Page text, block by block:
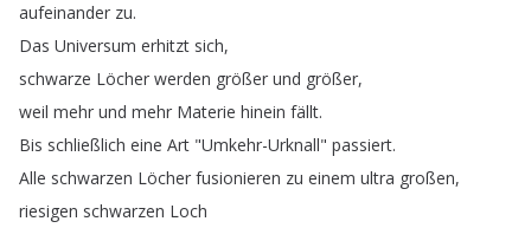
aufeinander zu.
Das Universum erhitzt sich,
schwarze Löcher werden größer und größer,
weil mehr und mehr Materie hinein fällt.
Bis schließlich eine Art "Umkehr-Urknall" passiert.
Alle schwarzen Löcher fusionieren zu einem ultra großen,
riesigen schwarzen Loch